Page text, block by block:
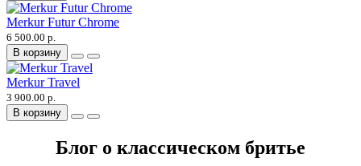
Merkur Futur Chrome
6 500.00 р.
В корзину
Merkur Travel
3 900.00 р.
В корзину
Блог о классическом бритье